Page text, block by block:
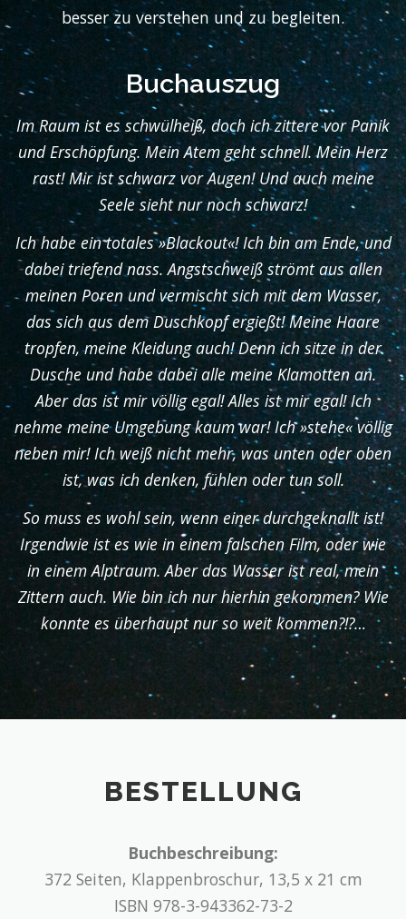
besser zu verstehen und zu begleiten.
Buchauszug
Im Raum ist es schwülheiß, doch ich zittere vor Panik
und Erschöpfung. Mein Atem geht schnell. Mein Herz
rast! Mir ist schwarz vor Augen! Und auch meine
Seele sieht nur noch schwarz!
Ich habe ein totales »Blackout«! Ich bin am Ende, und
dabei triefend nass. Angstschweiß strömt aus allen
meinen Poren und vermischt sich mit dem Wasser,
das sich aus dem Duschkopf ergießt! Meine Haare
tropfen, meine Kleidung auch! Denn ich sitze in der
Dusche und habe dabei alle meine Klamotten an.
Aber das ist mir völlig egal! Alles ist mir egal! Ich
nehme meine Umgebung kaum war! Ich »stehe« völlig
neben mir! Ich weiß nicht mehr, was unten oder oben
ist, was ich denken, fühlen oder tun soll.
So muss es wohl sein, wenn einer durchgeknallt ist!
Irgendwie ist es wie in einem falschen Film, oder wie
in einem Alptraum. Aber das Wasser ist real, mein
Zittern auch. Wie bin ich nur hierhin gekommen? Wie
konnte es überhaupt nur so weit kommen?!?…
BESTELLUNG
Buchbeschreibung:
372 Seiten, Klappenbroschur, 13,5 x 21 cm
ISBN 978-3-943362-73-2